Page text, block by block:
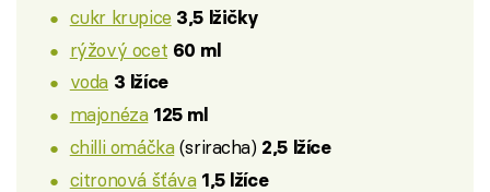
cukr krupice 3,5 lžičky
rýžový ocet 60 ml
voda 3 lžíce
majonéza 125 ml
chilli omáčka(sriracha) 2,5 lžíce
citronová šťáva 1,5 lžíce